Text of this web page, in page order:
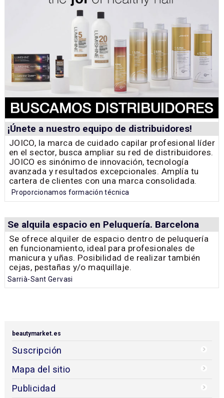
¡Únete a nuestro equipo de distribuidores!
JOICO, la marca de cuidado capilar profesional líder
en el sector, busca ampliar su red de distribuidores.
JOICO es sinónimo de innovación, tecnología
avanzada y resultados excepcionales. Amplía tu
cartera de clientes con una marca consolidada.
Proporcionamos formación técnica
Se alquila espacio en Peluquería. Barcelona
Se ofrece alquiler de espacio dentro de peluquería
en funcionamiento, ideal para profesionales de
manicura y uñas. Posibilidad de realizar también
cejas, pestañas y/o maquillaje.
Sarrià-Sant Gervasi
beautymarket.es
Suscripción
Mapa del sitio
Publicidad